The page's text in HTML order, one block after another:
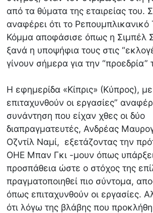
από τα θύματα της εταιρείας του.
αναφέρει ότι το Ρεπουμπλικανικό
Κόμμα αποφάσισε όπως η Σιμπέλ
ξανά η υποψήφια τους στις
γίνουν σήμερα για την “προεδρία”
Η εφημερίδα «Κίπρις» (Κύπρος), με
επιταχυνθούν οι εργασίες”
συνάντηση που είχαν χθες οι δύο
διαπραγματευτές, Ανδρέας
Οζντίλ Ναμί, εξετάζοντας την
ΟΗΕ Μπαν Γκι -μουν όπως
προσπάθεια ώστε ο στόχος της
πραγματοποιηθεί πιο σύντομα,
όπως επιταχυνθούν οι εργασίες.
ότι λόγω της βλάβης που